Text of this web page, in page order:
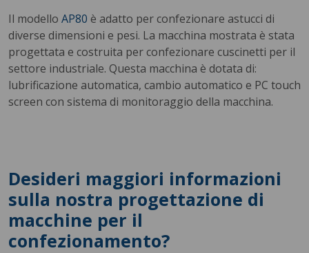
Il modello AP80 è adatto per confezionare astucci di
diverse dimensioni e pesi. La macchina mostrata è stata
progettata e costruita per confezionare cuscinetti per il
settore industriale. Questa macchina è dotata di:
lubrificazione automatica, cambio automatico e PC touch
screen con sistema di monitoraggio della macchina.
Desideri maggiori informazioni
sulla nostra progettazione di
macchine per il
confezionamento?